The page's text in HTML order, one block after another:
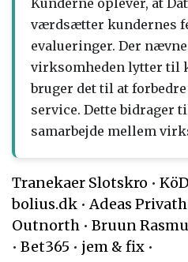
Kunderne oplever, at
værdsætter kundernes
evalueringer. Der
virksomheden lytter til
bruger det til at
service. Dette bidrager
samarbejde mellem
Tranekaer Slotskro • KöD
bolius.dk •Adeas
Outnorth • Bruun
• Bet365 • jem & fix •